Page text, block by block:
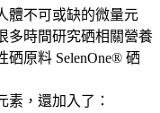
體不可或缺的微量元
多時間研究硒相關營養
原料 SelenOne® 硒
素，還加入了：